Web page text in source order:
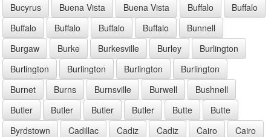
Bucyrus
Buena Vista Buena Vista Buffalo
Buffalo
Buffalo
Buffalo Buffalo Buffalo
Bunnell
Burgaw
Burke Burkesville Burley
Burlington
Burlington
Burlington Burlington
Burlington
Burnet
Burns Burnsville Burwell
Bushnell
Butler
Butler Butler Butler Butte
Butte
Byrdstown
Cadillac Cadiz Cadiz Cairo
Cairo